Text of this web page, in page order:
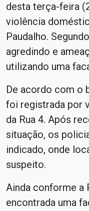
desta terça-feira
violência
Paudalho.
agredindo e
utilizando uma
De acordo com o
foi registrada por
da Rua 4. Após
situação, os
indicado, onde
suspeito.
Ainda conforme a
encontrada uma